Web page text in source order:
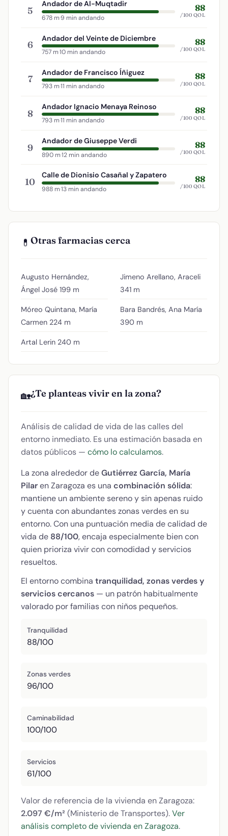
5
Andador de Al-Muqtadir
678 m·9 min andando
88
/100 QOL
6
Andador del Veinte de Diciembre
757 m·10 min andando
88
/100 QOL
7
Andador de Francisco Íñiguez
793 m·11 min andando
88
/100 QOL
8
Andador Ignacio Menaya Reinoso
793 m·11 min andando
88
/100 QOL
9
Andador de Giuseppe Verdi
890 m·12 min andando
88
/100 QOL
10
Calle de Dionisio Casañal y Zapatero
988 m·13 min andando
88
/100 QOL
💊 Otras farmacias cerca
Augusto Hernández,
Ángel José 199 m
Móreo Quintana, María
Carmen 224 m
Artal Lerin 240 m
Jimeno Arellano, Araceli
341 m
Bara Bandrés, Ana María
390 m
🏡¿Te planteas vivir en la zona?
Análisis de calidad de vida de las calles del
entorno inmediato. Es una estimación basada en
datos públicos — cómo lo calculamos.
La zona alrededor deGutiérrez García, María
Pilaren Zaragoza es una combinación sólida:
mantiene un ambiente sereno y sin apenas ruido
y cuenta con abundantes zonas verdes en su
entorno. Con una puntuación media de calidad de
vida de 88/100, encaja especialmente bien con
quien prioriza vivir con comodidad y servicios
resueltos.
El entorno combina tranquilidad, zonas verdes y
servicios cercanos — un patrón habitualmente
valorado por familias con niños pequeños.
Tranquilidad
88/100
Zonas verdes
96/100
Caminabilidad
100/100
Servicios
61/100
Valor de referencia de la vivienda en Zaragoza:
2.097 €/m² (Ministerio de Transportes).Ver
análisis completo de vivienda en Zaragoza.